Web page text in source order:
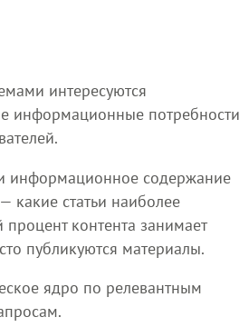
интересуются
информационные потребности
информационное содержание
какие статьи наиболее
контента занимает
публикуются материалы.
ядро по релевантным